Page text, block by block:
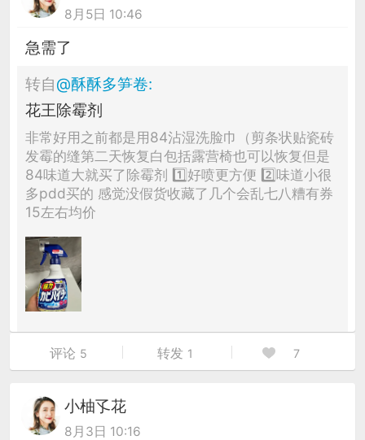
8月5日 10:46
急需了
转自@酥酥多笋卷:
花王除霉剂
非常好用之前都是用84沾湿洗脸巾（剪条状贴瓷砖
发霉的缝第二天恢复白包括露营椅也可以恢复但是
84味道大就买了除霉剂 1️⃣好喷更方便 2️⃣味道小很
多pdd买的 感觉没假货收藏了几个会乱七八糟有券
15左右均价
评论 5 转发 1 7
小柚孓花
8月3日 10:16